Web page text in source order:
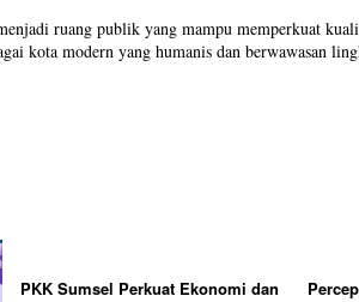
ruang publik yang mampu memperkuat
kota modern yang humanis dan berwawasan
PKK Sumsel Perkuat Ekonomi dan